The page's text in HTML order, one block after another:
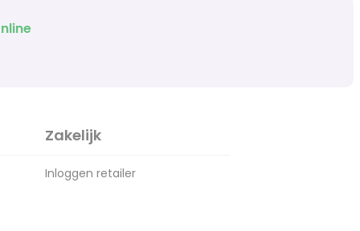
Zakelijk
Inloggen retailer